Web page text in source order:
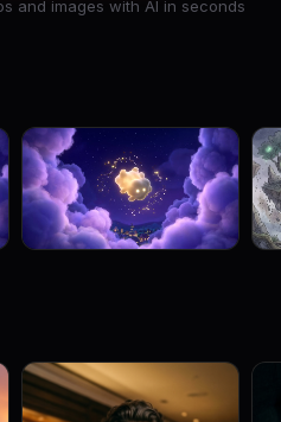
and images with AI in seconds